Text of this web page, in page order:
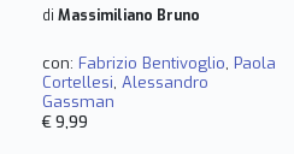
di Massimiliano Bruno
con: Fabrizio Bentivoglio, Paola
Cortellesi, Alessandro
Gassman
€ 9,99